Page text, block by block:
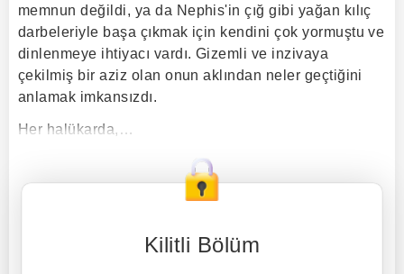
memnun değildi, ya da Nephis'in çığ gibi yağan kılıç
darbeleriyle başa çıkmak için kendini çok yormuştu ve
dinlenmeye ihtiyacı vardı. Gizemli ve inzivaya
çekilmiş bir aziz olan onun aklından neler geçtiğini
anlamak imkansızdı.
Her halükarda,…
Kilitli Bölüm